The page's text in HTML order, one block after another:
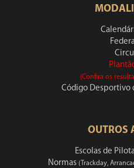
(Confira os
Código
OUTROS
Escolas de
Normas (Trackday,